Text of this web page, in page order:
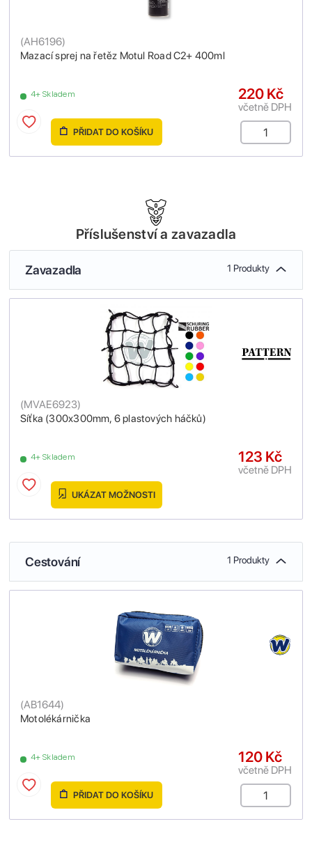
Mazací sprej na řetěz Motul Road C2+ 400ml
(AH6196)
4+ Skladem 220 Kč
včetně DPH
PŘIDAT DO KOŠÍKU
Příslušenství a zavazadla
Zavazadla 1 Produkty
Síťka (300x300mm, 6 plastových háčků)
(MVAE6923)
4+ Skladem 123 Kč
včetně DPH
UKÁZAT MOŽNOSTI
Cestování 1 Produkty
Motolékárnička
(AB1644)
4+ Skladem 120 Kč
včetně DPH
PŘIDAT DO KOŠÍKU